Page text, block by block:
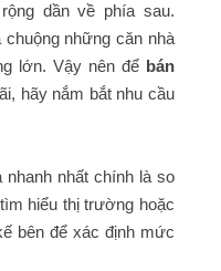
dần về phía sau.
những căn nhà
lớn. Vậy nên để bán
hãy nắm bắt nhu cầu
nhất chính là so
hiểu thị trường hoặc
bên để xác định mức